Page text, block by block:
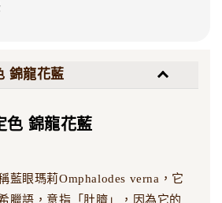
錦龍花藍
色 錦龍花藍
藍眼瑪莉Omphalodes verna，它
臘語，意指「肚臍」，因為它的